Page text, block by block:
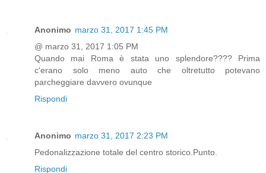
Anonimo marzo 31, 2017 1:45 PM
@ marzo 31, 2017 1:05 PM
Quando mai Roma è stata uno splendore???? Prima
c'erano solo meno auto che oltretutto potevano
parcheggiare davvero ovunque
Rispondi
Anonimo marzo 31, 2017 2:23 PM
Pedonalizzazione totale del centro storico.Punto.
Rispondi